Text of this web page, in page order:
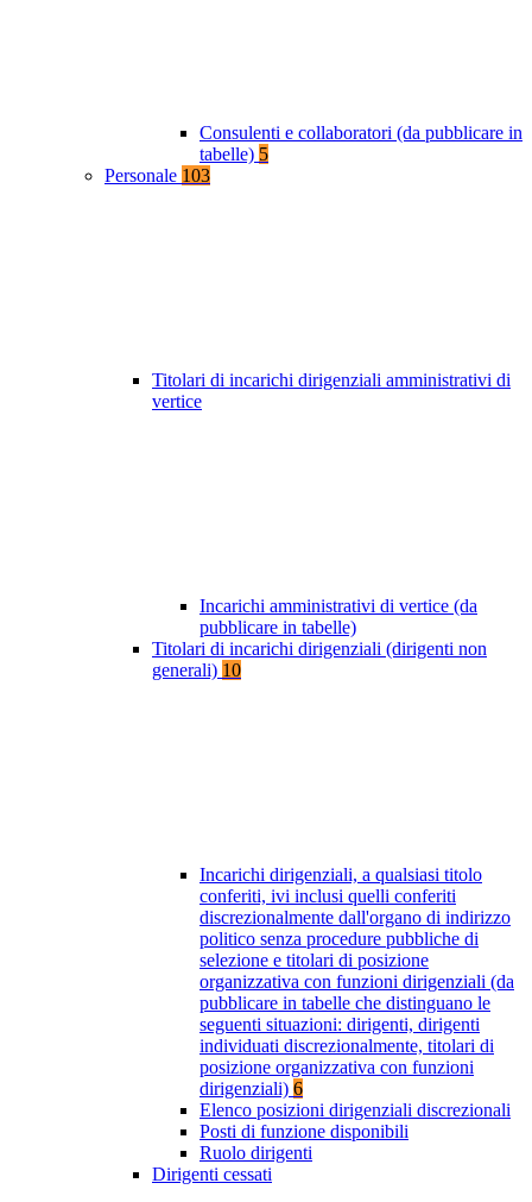
Consulenti e collaboratori (da pubblicare in
tabelle) 5
Personale 103
Titolari di incarichi dirigenziali amministrativi di
vertice
Incarichi amministrativi di vertice (da
pubblicare in tabelle)
Titolari di incarichi dirigenziali (dirigenti non
generali) 10
Incarichi dirigenziali, a qualsiasi titolo
conferiti, ivi inclusi quelli conferiti
discrezionalmente dall'organo di indirizzo
politico senza procedure pubbliche di
selezione e titolari di posizione
organizzativa con funzioni dirigenziali (da
pubblicare in tabelle che distinguano le
seguenti situazioni: dirigenti, dirigenti
individuati discrezionalmente, titolari di
posizione organizzativa con funzioni
dirigenziali) 6
Elenco posizioni dirigenziali discrezionali
Posti di funzione disponibili
Ruolo dirigenti
Dirigenti cessati